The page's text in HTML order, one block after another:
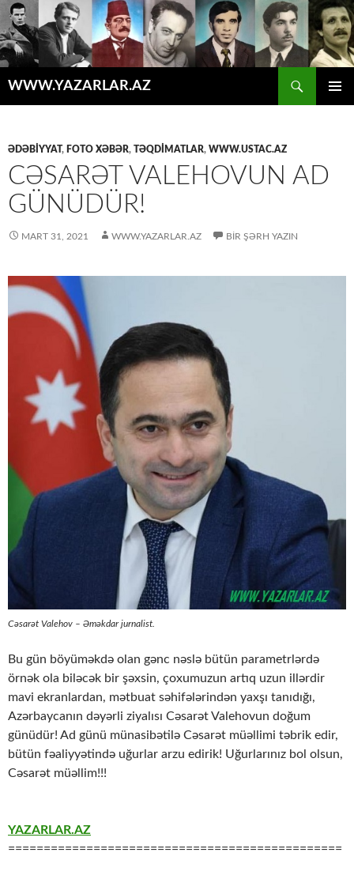
WWW.YAZARLAR.AZ
ƏDƏBİYYAT , FOTO XƏBƏR, TƏQDİMATLAR, WWW.USTAC.AZ
CƏSARƏT VALEHOVUN AD
GÜNÜDÜR!
MART 31, 2021 WWW.YAZARLAR.AZ BIR ŞƏRH YAZIN
Cəsarət Valehov – Əməkdar jurnalist.
Bu gün böyüməkdə olan gənc nəslə bütün parametrlərdə
örnək ola biləcək bir şəxsin, çoxumuzun artıq uzun illərdir
mavi ekranlardan, mətbuat səhifələrindən yaxşı tanıdığı,
Azərbaycanın dəyərli ziyalısı Cəsarət Valehovun doğum
günüdür! Ad günü münasibətilə Cəsarət müəllimi təbrik edir,
bütün fəaliyyətində uğurlar arzu edirik! Uğurlarınız bol olsun,
Cəsarət müəllim!!!
YAZARLAR.AZ
===============================================